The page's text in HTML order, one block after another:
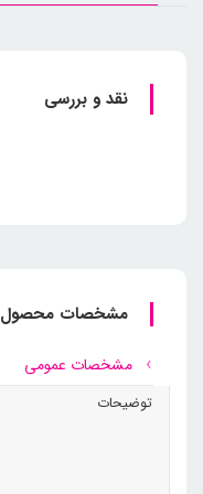
نقد و بررسی
مشخصات محصول
مشخصات عمومی
توضیحات